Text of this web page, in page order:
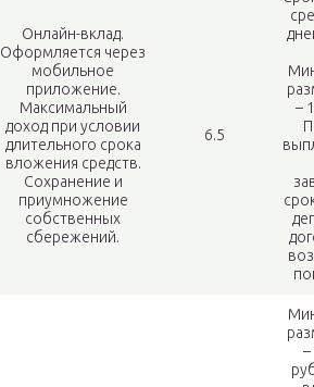
Онлайн-вклад.
Оформляется через
мобильное
приложение.
Максимальный
доход при условии
длительного срока
вложения средств.
Сохранение и
приумножение
собственных
сбережений.
6.5
–
–